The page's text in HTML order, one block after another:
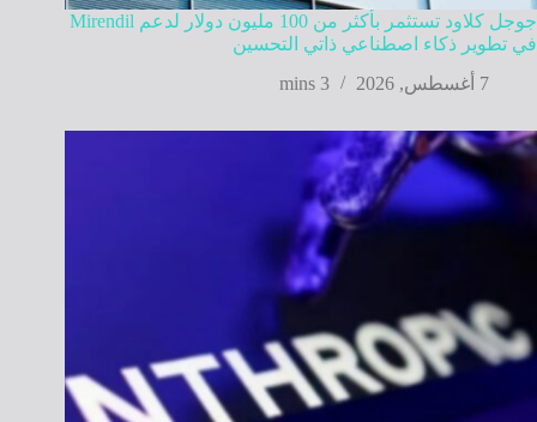
جوجل كلاود تستثمر بأكثر من 100 مليون دولار لدعم Mirendil
في تطوير ذكاء اصطناعي ذاتي التحسين
7 أغسطس, 2026
3 mins